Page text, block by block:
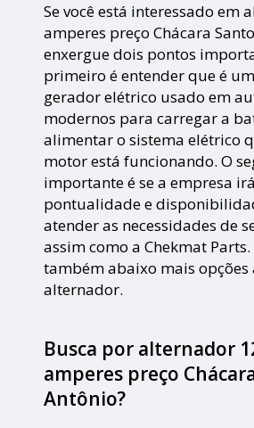
Se você está interessado em
amperes preço Chácara
enxergue dois pontos
primeiro é entender que é
gerador elétrico usado em
modernos para carregar a
alimentar o sistema elétrico
motor está funcionando. O
importante é se a empresa
pontualidade e
atender as necessidades de
assim como a Chekmat
também abaixo mais opções
alternador.
Busca por alternador
amperes preço
Antônio?